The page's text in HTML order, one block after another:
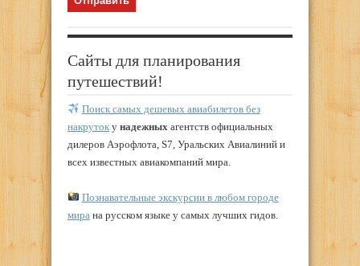
Сайты для планирования
путешествий!
Поиск самых дешевых авиабилетов без
накруток у надежных агентств официальных
дилеров Аэрофлота, S7, Уральских Авиалиний и
всех известных авиакомпаний мира.
Познавательные экскурсии в любом городе
мира на русском языке у самых лучших гидов.